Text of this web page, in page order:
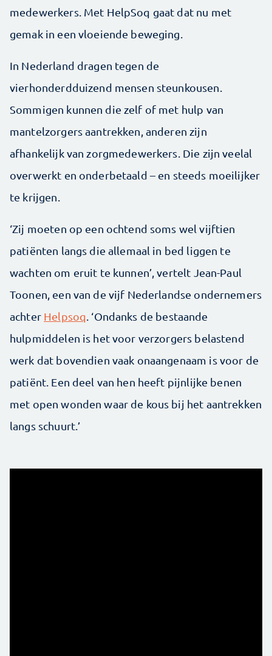
medewerkers. Met HelpSoq gaat dat nu met
gemak in een vloeiende beweging.
In Nederland dragen tegen de
vierhonderdduizend mensen steunkousen.
Sommigen kunnen die zelf of met hulp van
mantelzorgers aantrekken, anderen zijn
afhankelijk van zorgmedewerkers. Die zijn veelal
overwerkt en onderbetaald – en steeds moeilijker
te krijgen.
‘Zij moeten op een ochtend soms wel vijftien
patiënten langs die allemaal in bed liggen te
wachten om eruit te kunnen’, vertelt Jean-Paul
Toonen, een van de vijf Nederlandse ondernemers
achter Helpsoq. ‘Ondanks de bestaande
hulpmiddelen is het voor verzorgers belastend
werk dat bovendien vaak onaangenaam is voor de
patiënt. Een deel van hen heeft pijnlijke benen
met open wonden waar de kous bij het aantrekken
langs schuurt.’